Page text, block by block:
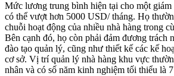
Mức lương trung bình hiện tại cho một
có thể vượt hơn 5000 USD/ tháng. Họ
chuỗi hoạt động của nhiều nhà hàng trong
Bên cạnh đó, họ còn phải đảm đương trách
đào tạo quản lý, cũng như thiết kế các kế
cơ sở. Vị trí quản lý nhà hàng khu vực
nhân và có số năm kinh nghiệm tối thiểu là